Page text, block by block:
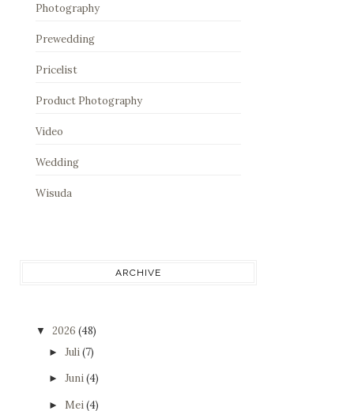
Photography
Prewedding
Pricelist
Product Photography
Video
Wedding
Wisuda
ARCHIVE
▼ 2026 (48)
► Juli(7)
► Juni(4)
► Mei(4)